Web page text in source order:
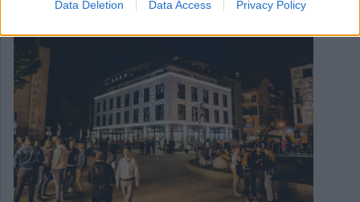
Data Deletion Data Access Privacy Policy